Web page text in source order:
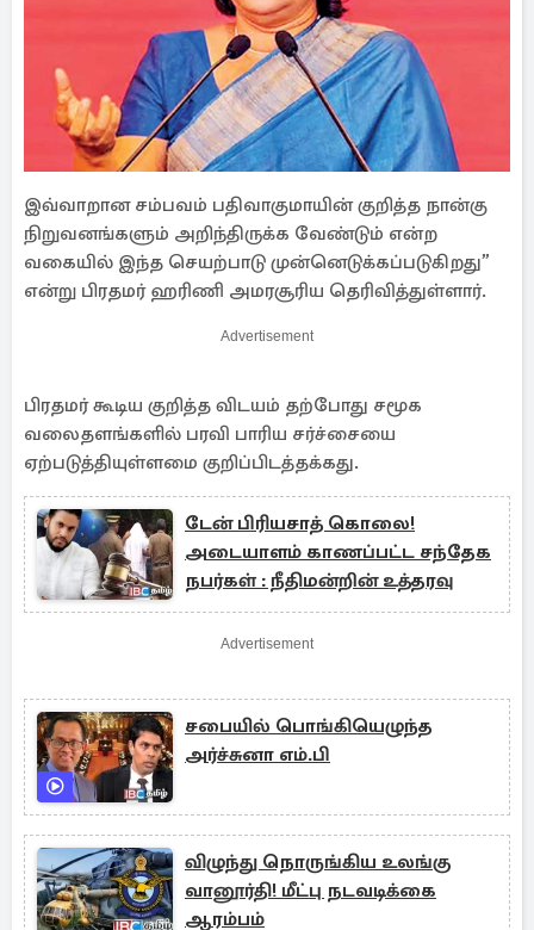
இவ்வாறான சம்பவம் பதிவாகுமாயின் குறித்த நான்கு
நிறுவனங்களும் அறிந்திருக்க வேண்டும் என்ற
வகையில் இந்த செயற்பாடு முன்னெடுக்கப்படுகிறது”
என்று பிரதமர் ஹரிணி அமரசூரிய தெரிவித்துள்ளார்.
Advertisement
பிரதமர் கூடிய குறித்த விடயம் தற்போது சமூக
வலைதளங்களில் பரவி பாரிய சர்ச்சையை
ஏற்படுத்தியுள்ளமை குறிப்பிடத்தக்கது.
டேன் பிரியசாத் கொலை!
அடையாளம் காணப்பட்ட சந்தேக
நபர்கள் : நீதிமன்றின் உத்தரவு
Advertisement
சபையில் பொங்கியெழுந்த
அர்ச்சுனா எம்.பி
விழுந்து நொருங்கிய உலங்கு
வானூர்தி! மீட்பு நடவடிக்கை
ஆரம்பம்